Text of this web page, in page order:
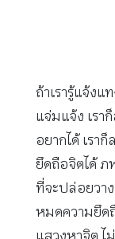
ถ้าเรารู้แจ้งแ
แจ่มแจ้ง เรา
อยากได้ เรา
ยึดถือจิตได้
ที่จะปล่อยวา
หมดความยึด